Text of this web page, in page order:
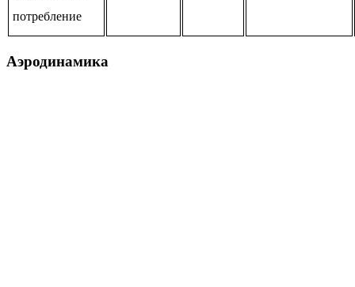
потребление
Аэродинамика